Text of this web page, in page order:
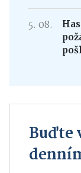
5. 08.
Buďte